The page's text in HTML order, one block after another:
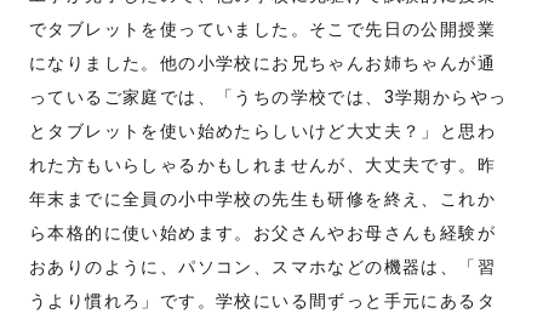
でタブレットを使っていました。そこで先日の公開授業
になりました。他の小学校にお兄ちゃんお姉ちゃんが通
っているご家庭では、「うちの学校では、3学期からやっ
とタブレットを使い始めたらしいけど大丈夫？」と思わ
れた方もいらしゃるかもしれませんが、大丈夫です。昨
年末までに全員の小中学校の先生も研修を終え、これか
ら本格的に使い始めます。お父さんやお母さんも経験が
おありのように、パソコン、スマホなどの機器は、「習
うより慣れろ」です。学校にいる間ずっと手元にあるタ